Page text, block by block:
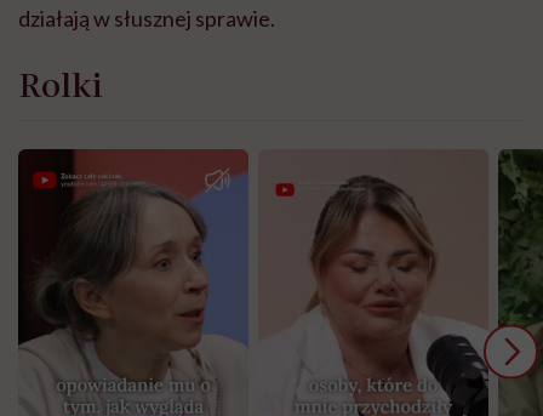
działają w słusznej sprawie.
Rolki